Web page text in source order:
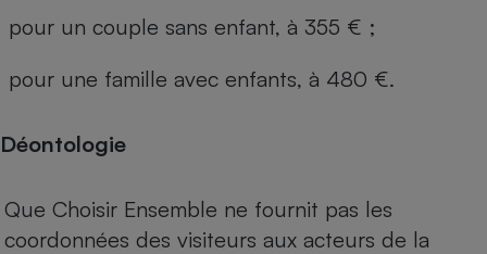
pour un couple sans enfant, à 355 € ;
pour une famille avec enfants, à 480 €.
Déontologie
Que Choisir Ensemble ne fournit pas les
coordonnées des visiteurs aux acteurs de la